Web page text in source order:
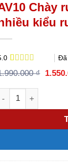
Chày
kiểu
5.0 trên 5
dựa trên
2
Đã
₫ Giá
lượng